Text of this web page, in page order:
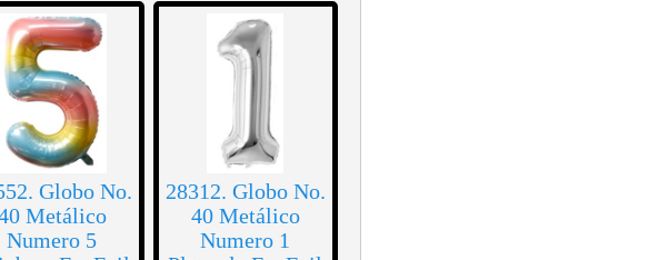
Globo No.
Metálico
Numero 5
28312. Globo No.
40 Metálico
Numero 1